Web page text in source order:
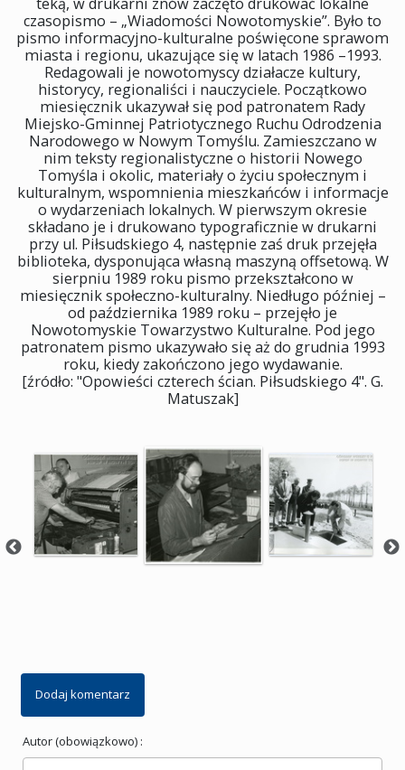
teką, w drukarni znów zaczęto drukować lokalne
czasopismo – „Wiadomości Nowotomyskie”. Było to
pismo informacyjno-kulturalne poświęcone sprawom
miasta i regionu, ukazujące się w latach 1986 –1993.
Redagowali je nowotomyscy działacze kultury,
historycy, regionaliści i nauczyciele. Początkowo
miesięcznik ukazywał się pod patronatem Rady
Miejsko-Gminnej Patriotycznego Ruchu Odrodzenia
Narodowego w Nowym Tomyślu. Zamieszczano w
nim teksty regionalistyczne o historii Nowego
Tomyśla i okolic, materiały o życiu społecznym i
kulturalnym, wspomnienia mieszkańców i informacje
o wydarzeniach lokalnych. W pierwszym okresie
składano je i drukowano typograficznie w drukarni
przy ul. Piłsudskiego 4, następnie zaś druk przejęła
biblioteka, dysponująca własną maszyną offsetową. W
sierpniu 1989 roku pismo przekształcono w
miesięcznik społeczno-kulturalny. Niedługo później –
od października 1989 roku – przejęło je
Nowotomyskie Towarzystwo Kulturalne. Pod jego
patronatem pismo ukazywało się aż do grudnia 1993
roku, kiedy zakończono jego wydawanie.
[źródło: "Opowieści czterech ścian. Piłsudskiego 4". G.
Matuszak]
Dodaj komentarz
Autor (obowiązkowo) :